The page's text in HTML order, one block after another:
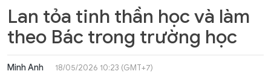
Lan tỏa tinh thần học và làm
theo Bác trong trường học
Minh Anh 18/05/2026 10:23 (GMT+7)